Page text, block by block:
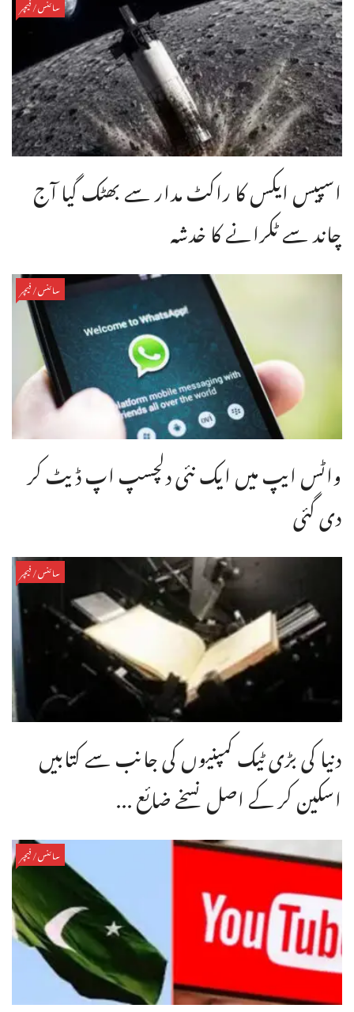
سائنس/فیچر
اسپیس ایکس کا راکٹ مدار سے بھٹک گیا آج
چاند سے ٹکرانے کا خدشہ
سائنس/فیچر
واٹس ایپ میں ایک نئی دلچسپ اپ ڈیٹ کر
دی گئی
سائنس/فیچر
دنیا کی بڑی ٹیک کمپنیوں کی جانب سے کتابیں
اسکین کر کے اصل نسخے ضائع ...
سائنس/فیچر